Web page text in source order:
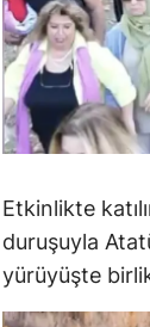
Etkinlikte
duruşuyla
yürüyüşte